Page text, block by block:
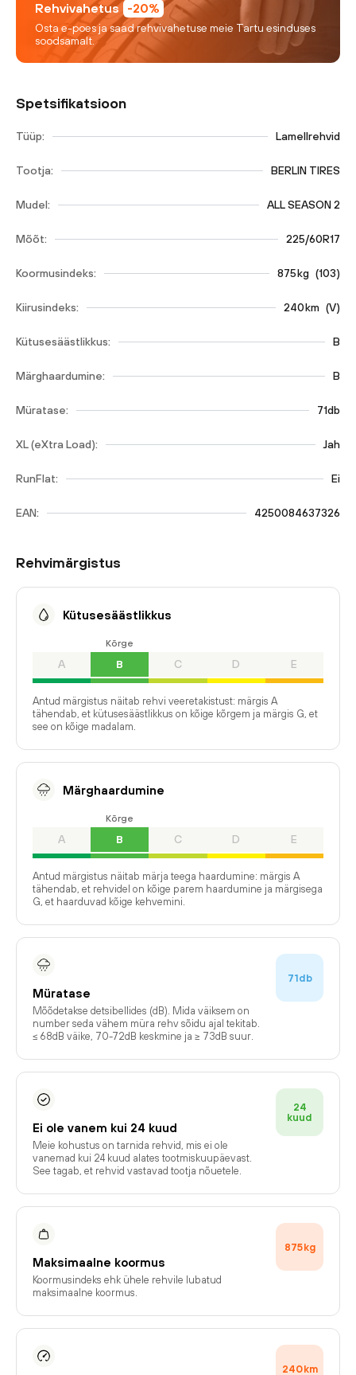
Rehvivahetus -20%
Osta e-poes ja saad rehvivahetuse meie Tartu esinduses
soodsamalt.
Spetsifikatsioon
Tüüp: Lamellrehvid
Tootja: BERLIN TIRES
Mudel: ALL SEASON 2
Mõõt: 225/60R17
Koormusindeks: 875kg (103)
Kiirusindeks: 240km (V)
Kütusesäästlikkus: B
Märghaardumine: B
Müratase: 71db
XL (eXtra Load): Jah
RunFlat: Ei
EAN: 4250084637326
Rehvimärgistus
Kütusesäästlikkus
A
Kõrge
B C D E
Antud märgistus näitab rehvi veeretakistust: märgis A
tähendab, et kütusesäästlikkus on kõige kõrgem ja märgis G, et
see on kõige madalam.
Märghaardumine
A
Kõrge
B C D E
Antud märgistus näitab märja teega haardumine: märgis A
tähendab, et rehvidel on kõige parem haardumine ja märgisega
G, et haarduvad kõige kehvemini.
Müratase
Mõõdetakse detsibellides (dB). Mida väiksem on
number seda vähem müra rehv sõidu ajal tekitab.
≤ 68dB väike, 70-72dB keskmine ja ≥ 73dB suur.
71db
Ei ole vanem kui 24 kuud
Meie kohustus on tarnida rehvid, mis ei ole
vanemad kui 24 kuud alates tootmiskuupäevast.
See tagab, et rehvid vastavad tootja nõuetele.
24
kuud
Maksimaalne koormus
Koormusindeks ehk ühele rehvile lubatud
maksimaalne koormus.
875kg
240km